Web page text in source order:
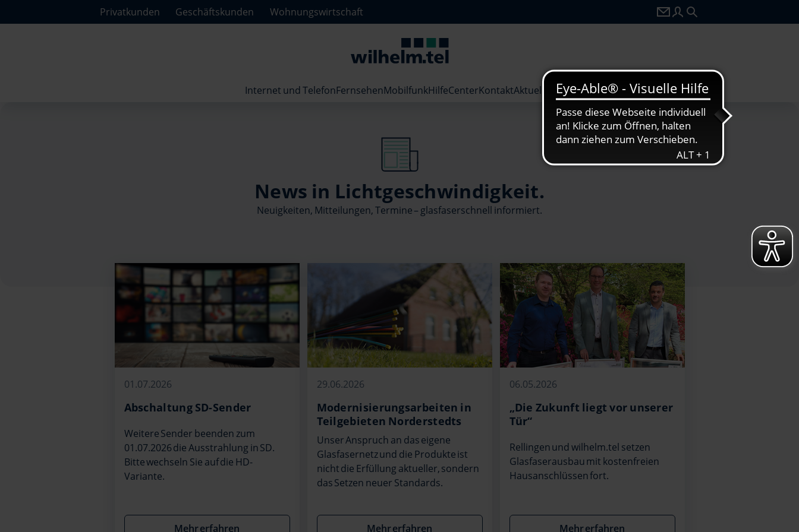
Privatkunden Geschäftskunden
Wohnungswirtschaft
zu webmail.wilhelmtel.de
zu portal.wilhelmtel.de
Seitensuche
Internet und TelefonFernsehenMobilfunkHilfeCenterKontaktAktuelles
News in Lichtgeschwindigkeit.
Neuigkeiten, Mitteilungen, Termine – glasfaserschnell informiert.
01.07.2026
Abschaltung SD-Sender
Weitere Sender beenden zum
01.07.2026 die Ausstrahlung in SD.
Bitte wechseln Sie auf die HD-
Variante.
Mehr erfahren
29.06.2026
Modernisierungsarbeiten in
Teilgebieten Norderstedts
Unser Anspruch an das eigene
Glasfasernetz und die Produkte ist
nicht die Erfüllung aktueller, sondern
das Setzen neuer Standards.
Mehr erfahren
06.05.2026
„Die Zukunft liegt vor unserer
Tür“
Rellingen und wilhelm.tel setzen
Glasfaserausbau mit kostenfreien
Hausanschlüssen fort.
Mehr erfahren